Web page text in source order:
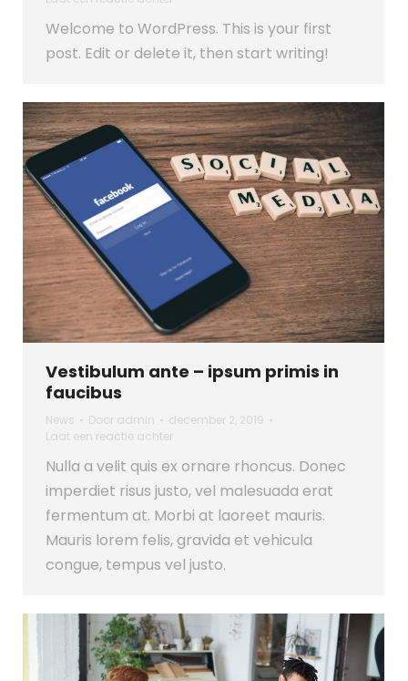
Welcome to WordPress. This is your first
post. Edit or delete it, then start writing!
Vestibulum ante – ipsum primis in
faucibus
News Door admin
december 2, 2019
Laat een reactie achter
Nulla a velit quis ex ornare rhoncus. Donec
imperdiet risus justo, vel malesuada erat
fermentum at. Morbi at laoreet mauris.
Mauris lorem felis, gravida et vehicula
congue, tempus vel justo.